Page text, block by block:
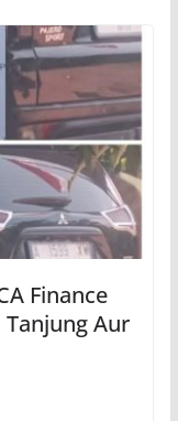
Finance
Aur